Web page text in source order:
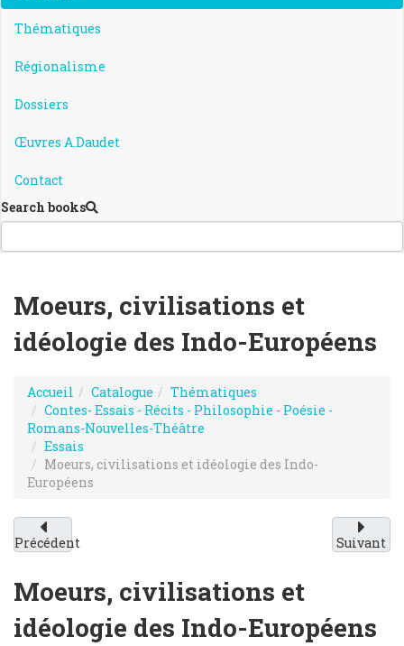
Thématiques
Régionalisme
Dossiers
Œuvres A.Daudet
Contact
Search books
Moeurs, civilisations et
idéologie des Indo-Européens
Accueil Catalogue
Thématiques
Contes- Essais - Récits - Philosophie - Poésie -
Romans-Nouvelles-Théâtre
Essais
Moeurs, civilisations et idéologie des Indo-
Européens
Précédent Suivant
Moeurs, civilisations et
idéologie des Indo-Européens